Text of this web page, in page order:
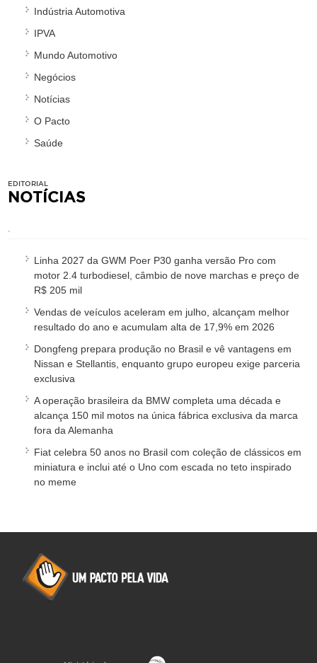
Indústria Automotiva
IPVA
Mundo Automotivo
Negócios
Notícias
O Pacto
Saúde
EDITORIAL
NOTÍCIAS
.
Linha 2027 da GWM Poer P30 ganha versão Pro com
motor 2.4 turbodiesel, câmbio de nove marchas e preço de
R$ 205 mil
Vendas de veículos aceleram em julho, alcançam melhor
resultado do ano e acumulam alta de 17,9% em 2026
Dongfeng prepara produção no Brasil e vê vantagens em
Nissan e Stellantis, enquanto grupo europeu exige parceria
exclusiva
A operação brasileira da BMW completa uma década e
alcança 150 mil motos na única fábrica exclusiva da marca
fora da Alemanha
Fiat celebra 50 anos no Brasil com coleção de clássicos em
miniatura e inclui até o Uno com escada no teto inspirado
no meme